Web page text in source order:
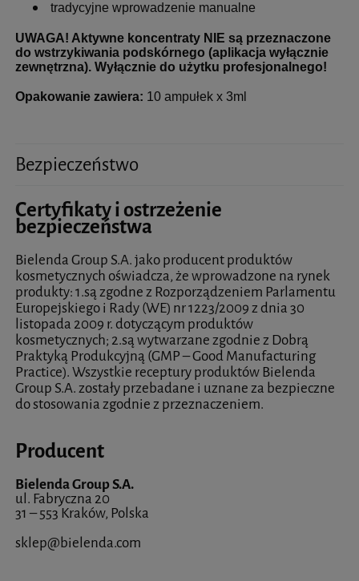
tradycyjne wprowadzenie manualne
UWAGA! Aktywne koncentraty NIE są przeznaczone
do wstrzykiwania podskórnego (aplikacja wyłącznie
zewnętrzna). Wyłącznie do użytku profesjonalnego!
Opakowanie zawiera: 10 ampułek x 3ml
Bezpieczeństwo
Certyfikaty i ostrzeżenie
bezpieczeństwa
Bielenda Group S.A. jako producent produktów
kosmetycznych oświadcza, że wprowadzone na rynek
produkty: 1.są zgodne z Rozporządzeniem Parlamentu
Europejskiego i Rady (WE) nr 1223/2009 z dnia 30
listopada 2009 r. dotyczącym produktów
kosmetycznych; 2.są wytwarzane zgodnie z Dobrą
Praktyką Produkcyjną (GMP – Good Manufacturing
Practice). Wszystkie receptury produktów Bielenda
Group S.A. zostały przebadane i uznane za bezpieczne
do stosowania zgodnie z przeznaczeniem.
Producent
Bielenda Group S.A.
ul. Fabryczna 20
31 – 553 Kraków, Polska
sklep@bielenda.com